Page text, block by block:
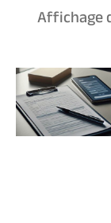
Affichage